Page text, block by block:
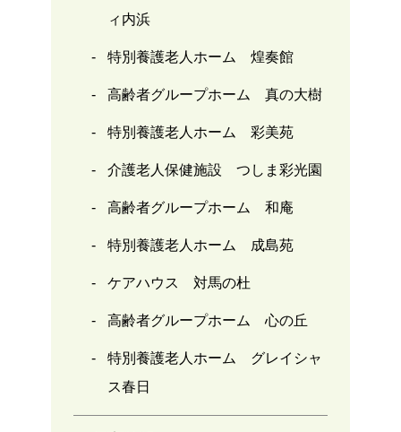
ィ内浜
特別養護老人ホーム 煌奏館
高齢者グループホーム 真の大樹
特別養護老人ホーム 彩美苑
介護老人保健施設 つしま彩光園
高齢者グループホーム 和庵
特別養護老人ホーム 成島苑
ケアハウス 対馬の杜
高齢者グループホーム 心の丘
特別養護老人ホーム グレイシャ
ス春日